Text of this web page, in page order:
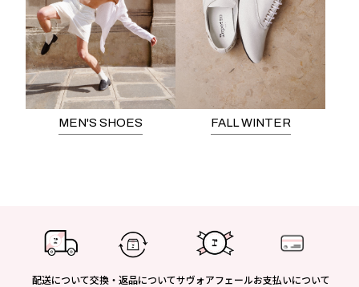
MEN'S SHOES FALL WINTER
配送について交換・返品についてサヴォアフェールお支払いについて